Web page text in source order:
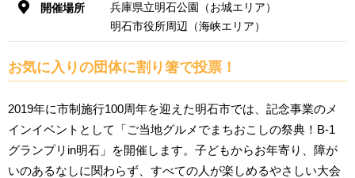
開催場所
兵庫県立明石公園（お城エリア）
明石市役所周辺（海峡エリア）
お気に入りの団体に割り箸で投票！
2019年に市制施行100周年を迎えた明石市では、記念事業のメ
インイベントとして「ご当地グルメでまちおこしの祭典！B-1
グランプリin明石」を開催します。子どもからお年寄り、障が
いのあるなしに関わらず、すべての人が楽しめるやさしい大会